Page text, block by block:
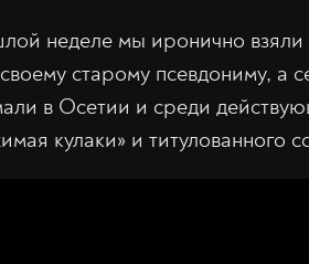
неделе мы иронично взяли
старому псевдониму, а
в Осетии и среди
кулаки» и титулованного